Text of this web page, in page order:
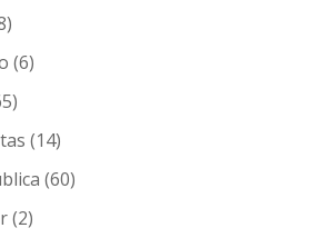
(6)
(14)
(60)
(2)